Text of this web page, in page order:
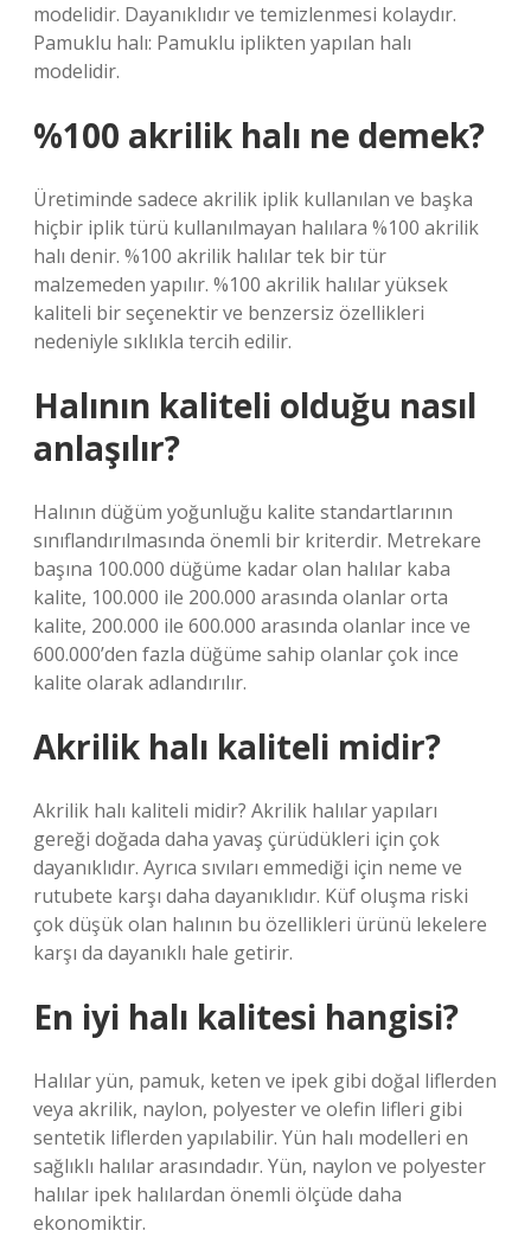
modelidir. Dayanıklıdır ve temizlenmesi kolaydır.
Pamuklu halı: Pamuklu iplikten yapılan halı
modelidir.
%100 akrilik halı ne demek?
Üretiminde sadece akrilik iplik kullanılan ve başka
hiçbir iplik türü kullanılmayan halılara %100 akrilik
halı denir. %100 akrilik halılar tek bir tür
malzemeden yapılır. %100 akrilik halılar yüksek
kaliteli bir seçenektir ve benzersiz özellikleri
nedeniyle sıklıkla tercih edilir.
Halının kaliteli olduğu nasıl
anlaşılır?
Halının düğüm yoğunluğu kalite standartlarının
sınıflandırılmasında önemli bir kriterdir. Metrekare
başına 100.000 düğüme kadar olan halılar kaba
kalite, 100.000 ile 200.000 arasında olanlar orta
kalite, 200.000 ile 600.000 arasında olanlar ince ve
600.000’den fazla düğüme sahip olanlar çok ince
kalite olarak adlandırılır.
Akrilik halı kaliteli midir?
Akrilik halı kaliteli midir? Akrilik halılar yapıları
gereği doğada daha yavaş çürüdükleri için çok
dayanıklıdır. Ayrıca sıvıları emmediği için neme ve
rutubete karşı daha dayanıklıdır. Küf oluşma riski
çok düşük olan halının bu özellikleri ürünü lekelere
karşı da dayanıklı hale getirir.
En iyi halı kalitesi hangisi?
Halılar yün, pamuk, keten ve ipek gibi doğal liflerden
veya akrilik, naylon, polyester ve olefin lifleri gibi
sentetik liflerden yapılabilir. Yün halı modelleri en
sağlıklı halılar arasındadır. Yün, naylon ve polyester
halılar ipek halılardan önemli ölçüde daha
ekonomiktir.